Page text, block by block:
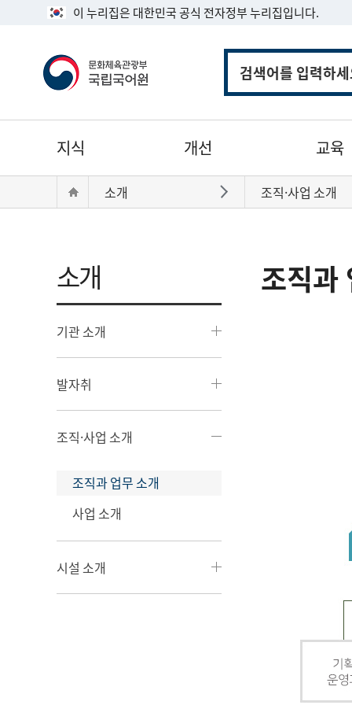
이 누리집은 대한민국 공식 전자정부 누리집입니다.
통
검
색
메
지식 개선 교육
재
Home
소개 바로가기조직·사업 소개
소개
기관 소개
발자취
조직·사업 소개
조직과 업무 소개
사업 소개
시설 소개
조직과